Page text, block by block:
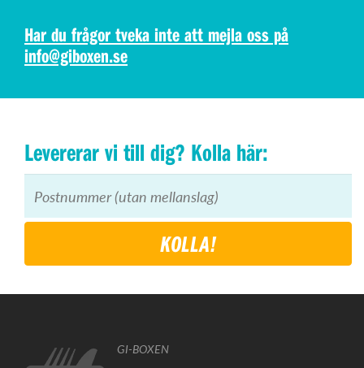
Har du frågor tveka inte att mejla oss på
info@giboxen.se
Levererar vi till dig? Kolla här:
KOLLA!
GI-BOXEN